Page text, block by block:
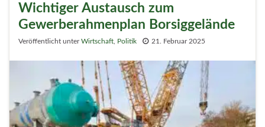
Wichtiger Austausch zum
Gewerberahmenplan Borsiggelände
Veröffentlicht unterWirtschaft Politik 21. Februar 2025